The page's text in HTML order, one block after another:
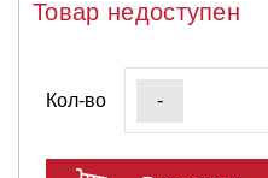
Товар недоступен
Кол-во -